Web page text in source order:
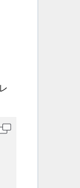
コードをクリップ